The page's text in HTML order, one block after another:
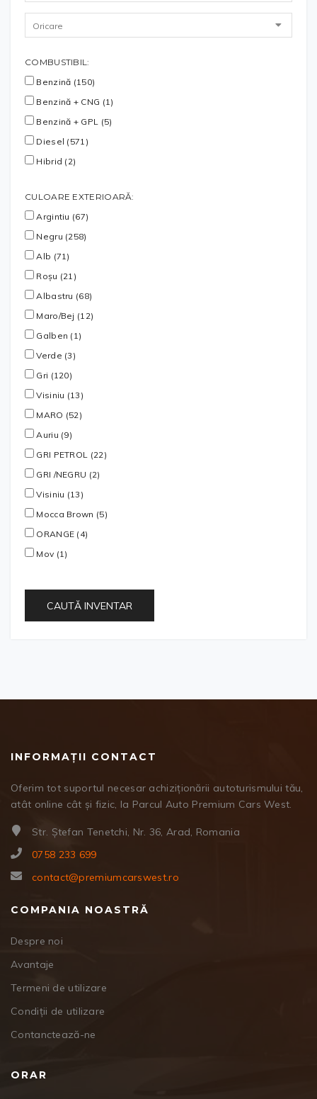
COMBUSTIBIL:
Benzină (150)
Benzină + CNG (1)
Benzină + GPL (5)
Diesel (571)
Hibrid (2)
CULOARE EXTERIOARĂ:
Argintiu (67)
Negru (258)
Alb (71)
Roșu (21)
Albastru (68)
Maro/Bej (12)
Galben (1)
Verde (3)
Gri (120)
Visiniu (13)
MARO (52)
Auriu (9)
GRI PETROL (22)
GRI /NEGRU (2)
Visiniu (13)
Mocca Brown (5)
ORANGE (4)
Mov (1)
CAUTĂ INVENTAR
INFORMAȚII CONTACT
Oferim tot suportul necesar achiziționării autoturismului tău,
atât online cât și fizic, la Parcul Auto Premium Cars West.
Str. Ștefan Tenetchi, Nr. 36, Arad, Romania
0758 233 699
contact@premiumcarswest.ro
COMPANIA NOASTRĂ
Despre noi
Avantaje
Termeni de utilizare
Condiții de utilizare
Contanctează-ne
ORAR